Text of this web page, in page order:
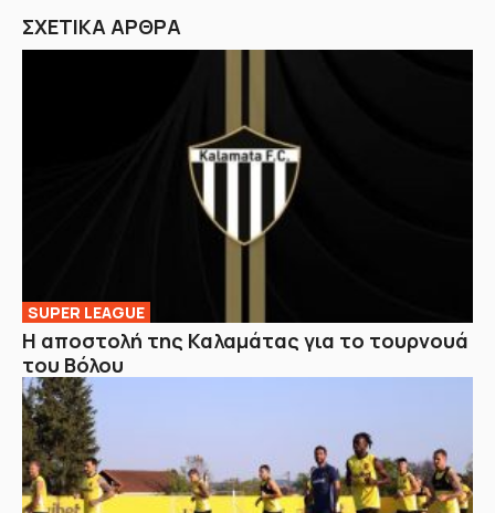
ΣΧΕΤΙΚΑ ΑΡΘΡΑ
SUPER LEAGUE
Η αποστολή της Καλαμάτας για το τουρνουά
του Βόλου